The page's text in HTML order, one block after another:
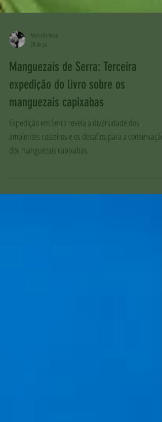
Marcella Rosa
28 de jul.
Manguezais de Serra: Terceira
expedição do livro sobre os
manguezais capixabas
Expedição em Serra revela a diversidade dos